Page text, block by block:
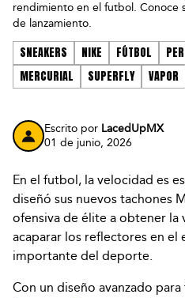
rendimiento en el futbol. Conoce
de lanzamiento.
SNEAKERS NIKE FÚTBOL
MERCURIAL
SUPERFLY VAPOR
Escrito por LacedUpMX
01 de junio, 2026
En el futbol, la velocidad es
diseñó sus nuevos tachones
ofensiva de élite a obtener la
acaparar los reflectores en el
importante del deporte.
Con un diseño avanzado